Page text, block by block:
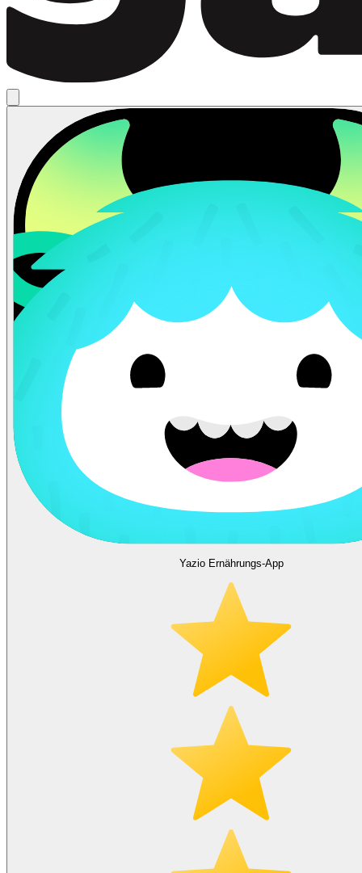
Yazio Ernährungs-App